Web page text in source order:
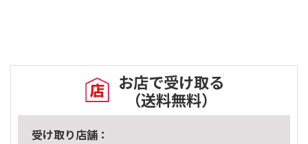
お店で受け取る
（送料無料）
受け取り店舗：